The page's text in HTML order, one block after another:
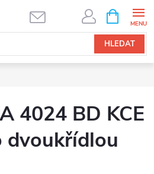
HLEDAT
NÁKUPNÍ
KOŠÍK
4024 BD KCE
dvoukřídlou